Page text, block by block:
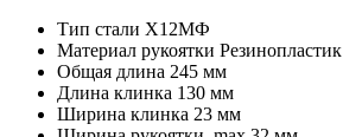
Тип стали Х12МФ
Материал рукоятки Резинопластик
Общая длина 245 мм
Длина клинка 130 мм
Ширина клинка 23 мм